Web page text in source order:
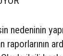
nedeninin